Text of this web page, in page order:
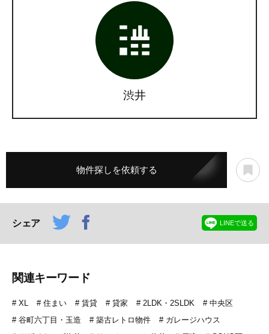
渋井
物件探しを依頼する
シェア LINEで送る
関連キーワード
XL 住まい 賃貸 貸家 2LDK・2SLDK
中央区
谷町六丁目・玉造
築古レトロ物件
ガレージハウス